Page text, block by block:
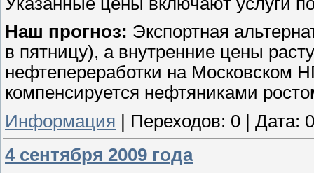
Наш прогноз: Экспортная
в пятницу), а внутренние цены
нефтепереработки на Московском
компенсируется нефтяниками
Информация
Переходов: 0 Дата:
4 сентября 2009 года